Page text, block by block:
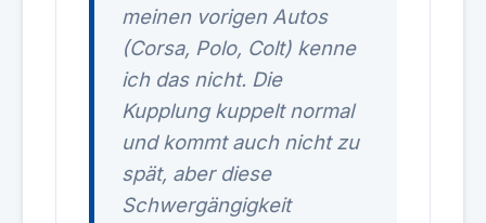
meinen vorigen Autos
(Corsa, Polo, Colt) kenne
ich das nicht. Die
Kupplung kuppelt normal
und kommt auch nicht zu
spät, aber diese
Schwergängigkeit